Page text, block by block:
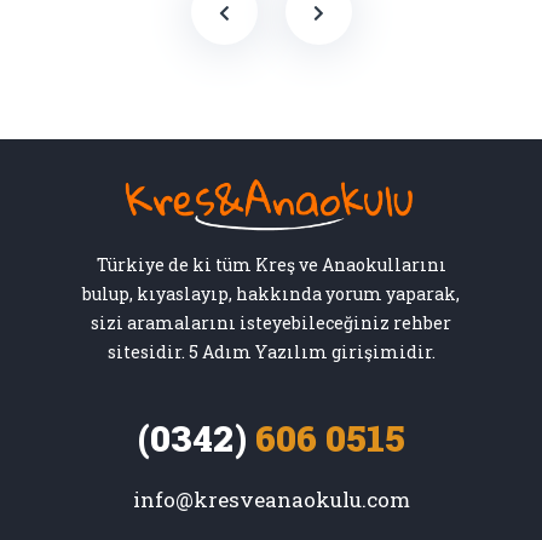
Türkiye de ki tüm Kreş ve Anaokullarını
bulup, kıyaslayıp, hakkında yorum yaparak,
sizi aramalarını isteyebileceğiniz rehber
sitesidir. 5 Adım Yazılım girişimidir.
(0342) 606 0515
info@kresveanaokulu.com